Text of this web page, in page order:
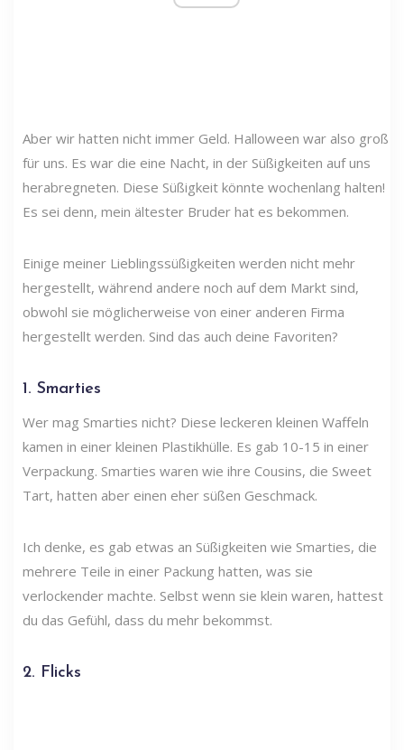
Aber wir hatten nicht immer Geld. Halloween war also groß
für uns. Es war die eine Nacht, in der Süßigkeiten auf uns
herabregneten. Diese Süßigkeit könnte wochenlang halten!
Es sei denn, mein ältester Bruder hat es bekommen.
Einige meiner Lieblingssüßigkeiten werden nicht mehr
hergestellt, während andere noch auf dem Markt sind,
obwohl sie möglicherweise von einer anderen Firma
hergestellt werden. Sind das auch deine Favoriten?
1. Smarties
Wer mag Smarties nicht? Diese leckeren kleinen Waffeln
kamen in einer kleinen Plastikhülle. Es gab 10-15 in einer
Verpackung. Smarties waren wie ihre Cousins, die Sweet
Tart, hatten aber einen eher süßen Geschmack.
Ich denke, es gab etwas an Süßigkeiten wie Smarties, die
mehrere Teile in einer Packung hatten, was sie
verlockender machte. Selbst wenn sie klein waren, hattest
du das Gefühl, dass du mehr bekommst.
2. Flicks